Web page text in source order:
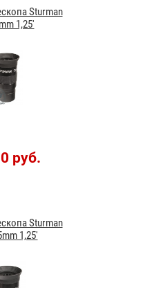
Sturman
1,25'
руб.
Sturman
1,25'